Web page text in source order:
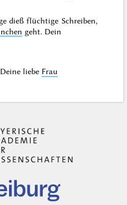
dieß flüchtige Schreiben,
geht. Dein
liebe Frau